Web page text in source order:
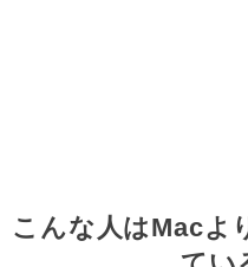
こんな人はMacよ